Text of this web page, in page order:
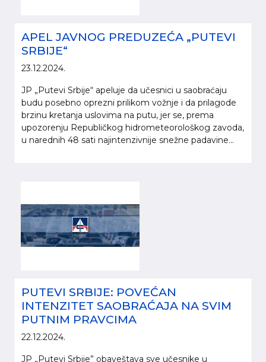
APEL JAVNOG PREDUZEĆA „PUTEVI
SRBIJE“
23.12.2024.
JP „Putevi Srbije“ apeluje da učesnici u saobraćaju
budu posebno oprezni prilikom vožnje i da prilagode
brzinu kretanja uslovima na putu, jer se, prema
upozorenju Republičkog hidrometeorološkog zavoda,
u narednih 48 sati najintenzivnije snežne padavine...
PUTEVI SRBIJE: POVEĆAN
INTENZITET SAOBRAĆAJA NA SVIM
PUTNIM PRAVCIMA
22.12.2024.
JP „Putevi Srbije” obaveštava sve učesnike u